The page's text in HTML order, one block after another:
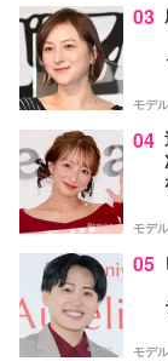
03
モデ
04
モデ
05
モデ